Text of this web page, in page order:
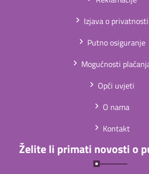
Izjava o privatnosti
Putno osiguranje
Mogućnosti
Opći uvjeti
O nama
Kontakt
Želite li primati novosti o